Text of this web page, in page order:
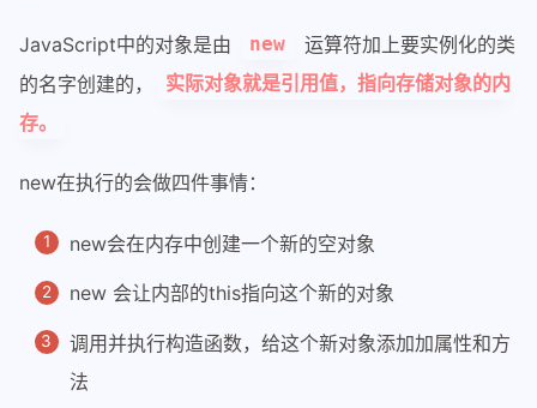
JavaScript中的对象是由 new
运算符加上要实例化的类
的名字创建的，
实际对象就是引用值，指向存储对象的内
存。
new在执行的会做四件事情：
new会在内存中创建一个新的空对象
new 会让内部的this指向这个新的对象
调用并执行构造函数，给这个新对象添加加属性和方
法